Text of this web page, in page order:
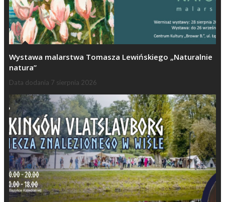
Wystawa malarstwa Tomasza Lewińskiego „Naturalnie
natura”
Data dodania 7 sierpnia 2026